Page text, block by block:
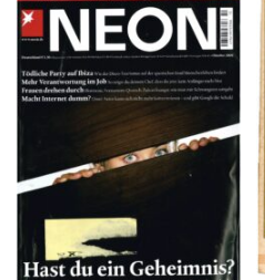
NEON – OKTOBER
2008